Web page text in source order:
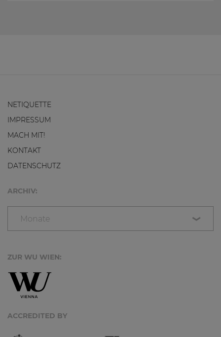
NETIQUETTE
IMPRESSUM
MACH MIT!
KONTAKT
DATENSCHUTZ
ARCHIV:
Monate
ZUR WU WIEN:
ACCREDITED BY